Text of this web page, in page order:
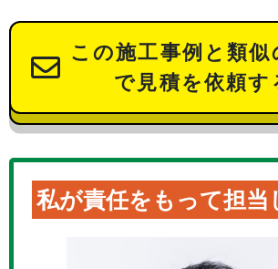
この施工事例と類似
で見積を依頼す
私が責任をもって担当